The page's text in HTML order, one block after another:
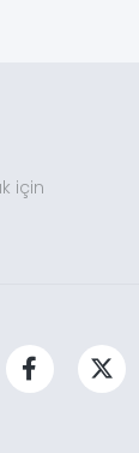
için